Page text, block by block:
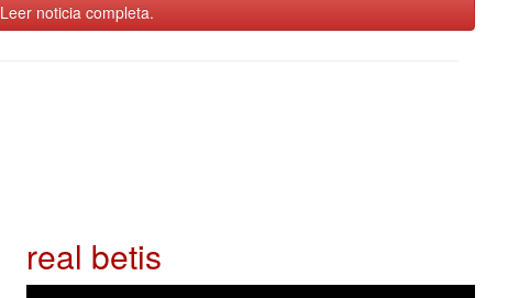
Leer noticia completa.
real betis